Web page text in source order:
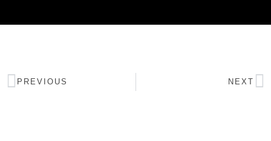
PREVIOUS NEXT